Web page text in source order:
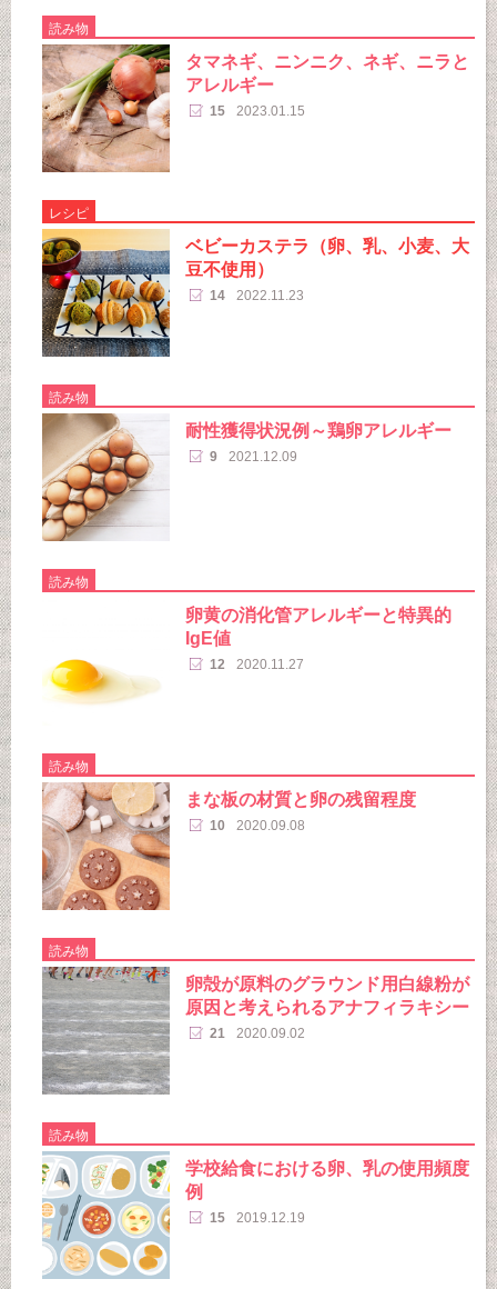
読み物
タマネギ、ニンニク、ネギ、ニラと
アレルギー
15 2023.01.15
レシピ
ベビーカステラ（卵、乳、小麦、大
豆不使用）
14 2022.11.23
読み物
耐性獲得状況例～鶏卵アレルギー
9 2021.12.09
読み物
卵黄の消化管アレルギーと特異的
IgE値
12 2020.11.27
読み物
まな板の材質と卵の残留程度
10 2020.09.08
読み物
卵殻が原料のグラウンド用白線粉が
原因と考えられるアナフィラキシー
21 2020.09.02
読み物
学校給食における卵、乳の使用頻度
例
15 2019.12.19